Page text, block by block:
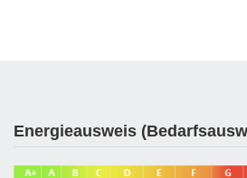
Energieausweis